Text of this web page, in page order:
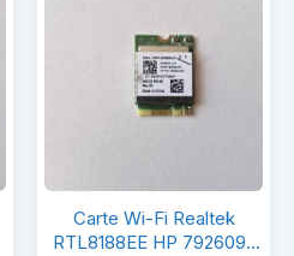
Carte
Wi-
Carte Wi-Fi Realtek
RTL8188EE HP 792609-